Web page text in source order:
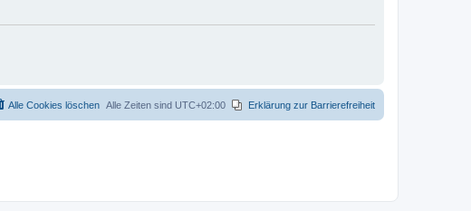
Erklärung zur Barrierefreiheit
Alle Zeiten sind UTC+02:00
Alle Cookies löschen